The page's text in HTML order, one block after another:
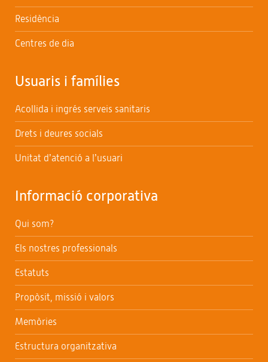
Residència
Centres de dia
Usuaris i famílies
Acollida i ingrés serveis sanitaris
Drets i deures socials
Unitat d’atenció a l’usuari
Informació corporativa
Qui som?
Els nostres professionals
Estatuts
Propòsit, missió i valors
Memòries
Estructura organitzativa